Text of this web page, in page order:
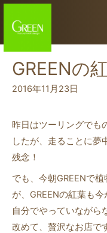
GREENの
2016年11月23日
昨日はツーリングでも
したが、走ることに夢
残念！
でも、今朝GREENで
が、GREENの紅葉も
自分でやっていながら
改めて、贅沢なお店で